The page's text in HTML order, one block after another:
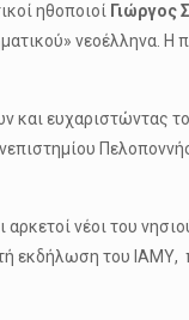
ηθοποιοί Γιώργος
νεοέλληνα. Η
και ευχαριστώντας το
νέοι του
εκδήλωση του ΙΑΜΥ,